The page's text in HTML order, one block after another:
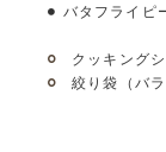
バタフライピ
クッキングシ
絞り袋（バ